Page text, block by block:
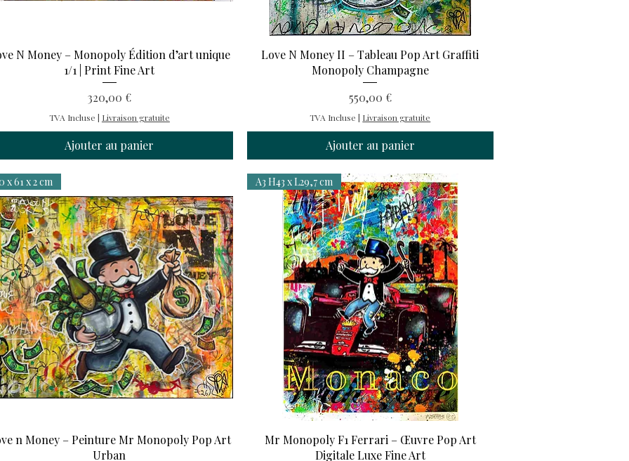
N Money – Monopoly Édition d’art unique
1/1 | Print Fine Art
Prix
320,00 €
TVA Incluse | Livraison gratuite
Ajouter au panier
Love N Money II – Tableau Pop Art Graffiti
Monopoly Champagne
Prix
550,00 €
TVA Incluse | Livraison gratuite
Ajouter au panier
x 61 x 2 cm
n Money – Peinture Mr Monopoly Pop Art
Urban
A3 H43 x L29,7 cm
Mr Monopoly F1 Ferrari – Œuvre Pop Art
Digitale Luxe Fine Art